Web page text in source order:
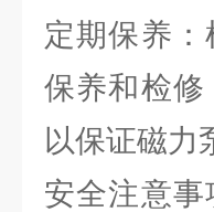
定期保养
保养和检
以保证磁力
安全注意